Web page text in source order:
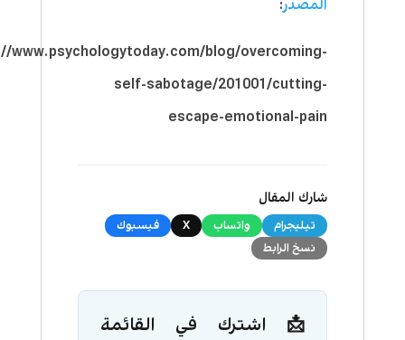
المصدر:
www.psychologytoday.com/blog/overcoming-
self-sabotage/201001/cutting-
escape-emotional-pain
شارك المقال
تيليجرام واتساب X
فيسبوك
نسخ الرابط
📩 اشترك في القائمة